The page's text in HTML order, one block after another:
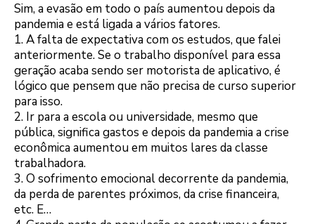
Sim, a evasão em todo o país aumentou depois da
pandemia e está ligada a vários fatores.
1. A falta de expectativa com os estudos, que falei
anteriormente. Se o trabalho disponível para essa
geração acaba sendo ser motorista de aplicativo, é
lógico que pensem que não precisa de curso superior
para isso.
2. Ir para a escola ou universidade, mesmo que
pública, significa gastos e depois da pandemia a crise
econômica aumentou em muitos lares da classe
trabalhadora.
3. O sofrimento emocional decorrente da pandemia,
da perda de parentes próximos, da crise financeira,
etc. E…